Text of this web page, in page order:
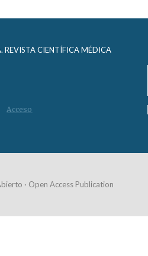
CIENTÍFICA MÉDICA
Acceso
· Open Access Publication